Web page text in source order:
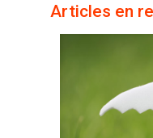
Articles en